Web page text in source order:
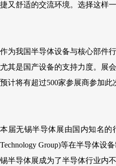
捷又舒适的交流环境。选择这样
作为我国半导体设备与核心部件
尤其是国产设备的支持力度。展
预计将有超过500家参展商参加此
本届无锡半导体展由国内知名的
Technology Group)等在半导体
锡半导体展成为了半导体行业内